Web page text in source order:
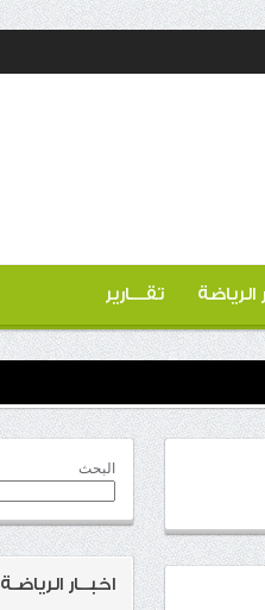
الرياضة تقـــارير
البحث
اخبــار الرياضـة